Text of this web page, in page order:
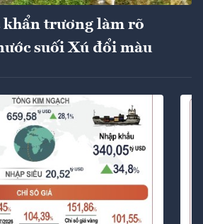
khẩn trương làm rõ
suối Xú đổi màu